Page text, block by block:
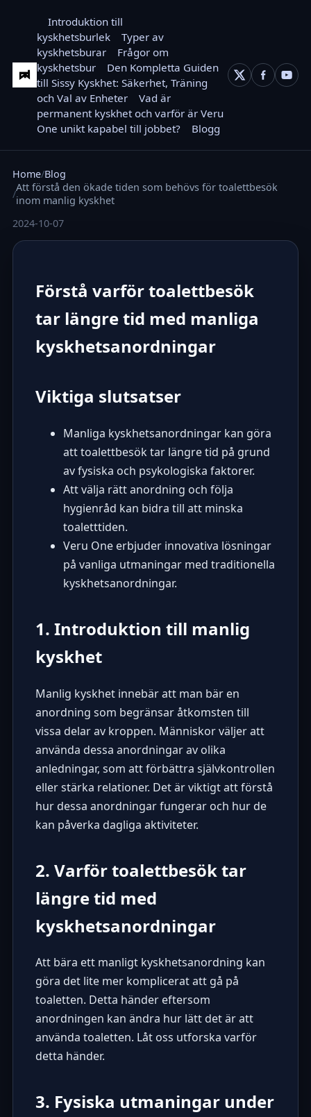
Introduktion till
kyskhetsburlek
Typer av
kyskhetsburar
Frågor om
kyskhetsbur
Den Kompletta Guiden
till Sissy Kyskhet: Säkerhet, Träning
och Val av Enheter
Vad är
permanent kyskhet och varför är Veru
One unikt kapabel till jobbet?
Blogg
Home Blog
Att förstå den ökade tiden som behövs för toalettbesök
inom manlig kyskhet
2024-10-07
Förstå varför toalettbesök
tar längre tid med manliga
kyskhetsanordningar
Viktiga slutsatser
Manliga kyskhetsanordningar kan göra
att toalettbesök tar längre tid på grund
av fysiska och psykologiska faktorer.
Att välja rätt anordning och följa
hygienråd kan bidra till att minska
toaletttiden.
Veru One erbjuder innovativa lösningar
på vanliga utmaningar med traditionella
kyskhetsanordningar.
1. Introduktion till manlig
kyskhet
Manlig kyskhet innebär att man bär en
anordning som begränsar åtkomsten till
vissa delar av kroppen. Människor väljer att
använda dessa anordningar av olika
anledningar, som att förbättra självkontrollen
eller stärka relationer. Det är viktigt att förstå
hur dessa anordningar fungerar och hur de
kan påverka dagliga aktiviteter.
2. Varför toalettbesök tar
längre tid med
kyskhetsanordningar
Att bära ett manligt kyskhetsanordning kan
göra det lite mer komplicerat att gå på
toaletten. Detta händer eftersom
anordningen kan ändra hur lätt det är att
använda toaletten. Låt oss utforska varför
detta händer.
3. Fysiska utmaningar under